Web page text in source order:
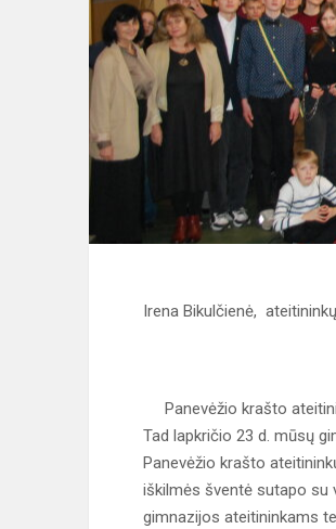
Irena Bikulčienė,
Panevėžio krašto
Tad lapkričio 23 d. mūsų
Panevėžio krašto
iškilmės šventė sutapo su
gimnazijos ateitininkams